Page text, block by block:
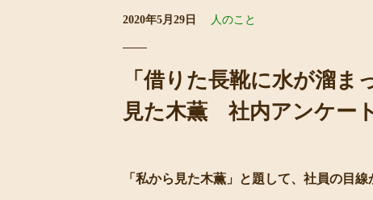
2020年5月29日 人のこと
「借りた長靴に水が溜
見た木薫 社内アンケー
「私から見た木薫」と題して、社員の目